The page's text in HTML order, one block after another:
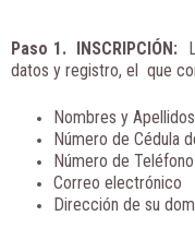
Paso 1. INSCRIPCIÓN :
datos y registro, el que
Nombres y Apellidos
Número de Cédula
Número de Teléfono
Correo electrónico
Dirección de su